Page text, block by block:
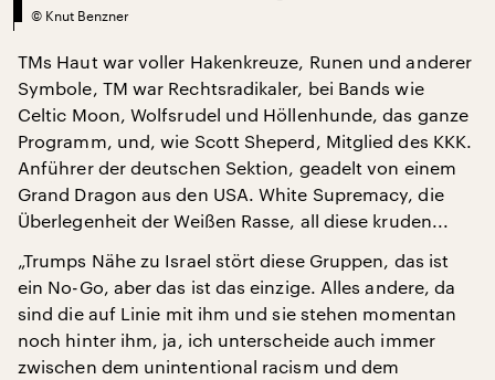
© Knut Benzner
TMs Haut war voller Hakenkreuze, Runen und anderer
Symbole, TM war Rechtsradikaler, bei Bands wie
Celtic Moon, Wolfsrudel und Höllenhunde, das ganze
Programm, und, wie Scott Sheperd, Mitglied des KKK.
Anführer der deutschen Sektion, geadelt von einem
Grand Dragon aus den USA. White Supremacy, die
Überlegenheit der Weißen Rasse, all diese kruden...
„Trumps Nähe zu Israel stört diese Gruppen, das ist
ein No-Go, aber das ist das einzige. Alles andere, da
sind die auf Linie mit ihm und sie stehen momentan
noch hinter ihm, ja, ich unterscheide auch immer
zwischen dem unintentional racism und dem